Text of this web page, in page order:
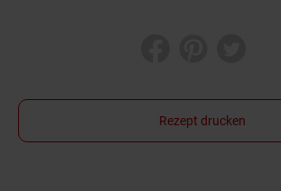
Rezept drucken